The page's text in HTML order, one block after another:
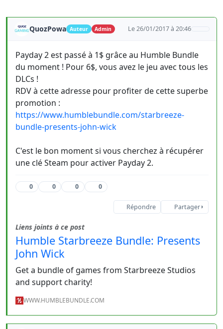
QuozPowa Auteur Admin Le 26/01/2017 à 20:46
Payday 2 est passé à 1$ grâce au Humble Bundle
du moment ! Pour 6$, vous avez le jeu avec tous les
DLCs !
RDV à cette adresse pour profiter de cette superbe
promotion :
https://www.humblebundle.com/starbreeze-
bundle-presents-john-wick
C'est le bon moment si vous cherchez à récupérer
une clé Steam pour activer Payday 2.
0 0 0 0
Répondre Partager
Liens joints à ce post
Humble Starbreeze Bundle: Presents
John Wick
Get a bundle of games from Starbreeze Studios
and support charity!
WWW.HUMBLEBUNDLE.COM